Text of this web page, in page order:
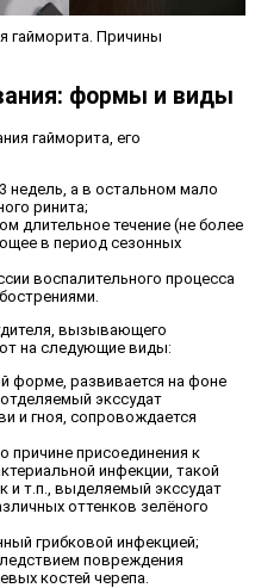
гайморита. Причины
формы и виды
гайморита, его
недель, а в остальном мало
ринита;
длительное течение (не более
в период сезонных
воспалительного процесса
вызывающего
на следующие виды:
форме, развивается на фоне
экссудат
и гноя, сопровождается
причине присоединения к
инфекции, такой
и т.п., выделяемый экссудат
оттенков зелёного
грибковой инфекцией;
повреждения
костей черепа.